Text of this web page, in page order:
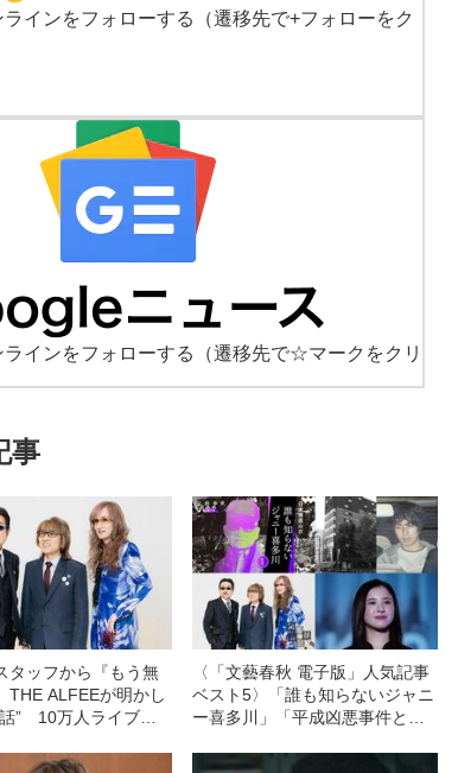
インをフォローする
（遷移先で+フォローをク
インをフォローする
（遷移先で☆マークをクリ
事
タッフから『もう無
ALFEEが明かし
” 10万人ライブ解
デビュー50周年】
〈「文藝春秋 電子版」人気記事
ベスト5〉「誰も知らないジャニ
ー喜多川」「平成凶悪事件と
石静ウェビナー」…